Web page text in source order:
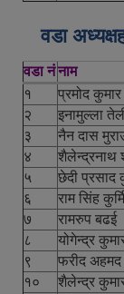
वडा
वडा नंनाम
१
प्रमोद कुमार
२
इनामुल्ला
३
नैन दास
४
शैलेन्द्रनाथ
५
छेदी प्रसाद
६
राम सिंह
७
रामरुप बढई
८
योगेन्द्र
९
फरीद
१०
शैलेन्द्र